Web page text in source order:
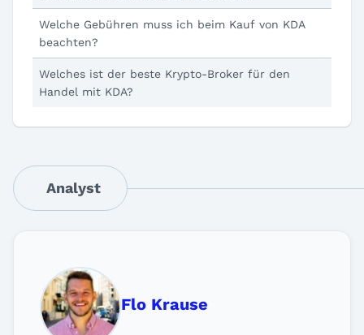
Welche Gebühren muss ich beim Kauf von KDA
beachten?
Welches ist der beste Krypto-Broker für den
Handel mit KDA?
Analyst
Flo Krause